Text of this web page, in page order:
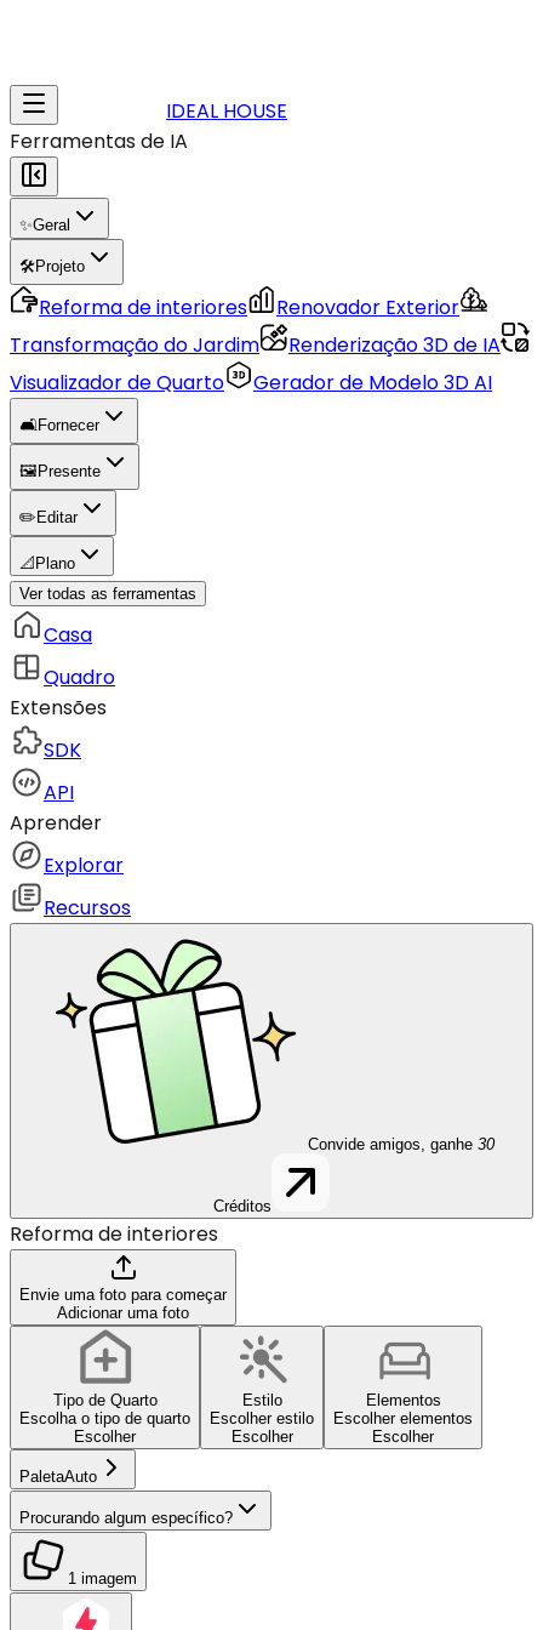
IDEAL HOUSE
Ferramentas de IA
✨Geral
🛠️Projeto
Reforma de interiores
Renovador Exterior
Transformação do Jardim
Renderização 3D de IA
Visualizador de Quarto
Gerador de Modelo 3D AI
🛋️Fornecer
🖼️ Presente
✏️ Editar
📐 Plano
Ver todas as ferramentas
Casa
Quadro
Extensões
SDK
API
Aprender
Explorar
Recursos
Convide amigos, ganhe 30
Créditos
Reforma de interiores
Envie uma foto para começar
Adicionar uma foto
Tipo de Quarto
Escolha o tipo de quarto
Escolher
Estilo
Escolher estilo
Escolher
Elementos
Escolher elementos
Escolher
PaletaAuto
Procurando algum específico?
1 imagem